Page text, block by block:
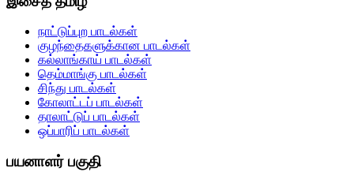
நாட்டுப்புற பாடல்கள்
குழந்தைகளுக்கான பாடல்கள்
கல்லாங்காய் பாடல்கள்
தெம்மாங்கு பாடல்கள்
சிந்து பாடல்கள்
கோலாட்டப் பாடல்கள்
தாலாட்டுப் பாடல்கள்
ஒப்பாரிப் பாடல்கள்
பயனாளர் பகுதி